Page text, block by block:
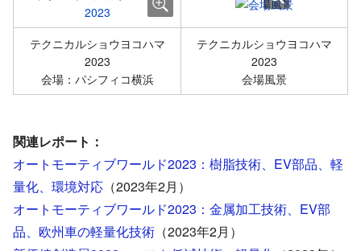
テクニカルショウヨコハマ
2023
会場：パシフィコ横浜
テクニカルショウヨコハマ
2023
会場風景
関連レポート：
オートモーティブワールド2023：樹脂技術、EV部品、軽
量化、環境対応 （2023年2月）
オートモーティブワールド2023：金属加工技術、EV部
品、欧州車の軽量化技術 （2023年2月）